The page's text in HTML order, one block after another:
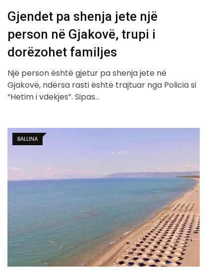
Gjendet pa shenja jete një
person në Gjakovë, trupi i
dorëzohet familjes
Një person është gjetur pa shenja jete në
Gjakovë, ndërsa rasti është trajtuar nga Policia si
“Hetim i vdekjes”. Sipas…
BALLINA